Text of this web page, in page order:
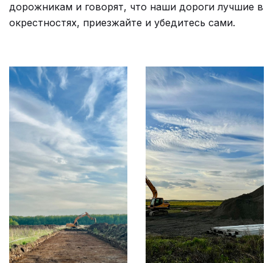
дорожникам и говорят, что наши дороги лучшие в
окрестностях, приезжайте и убедитесь сами.